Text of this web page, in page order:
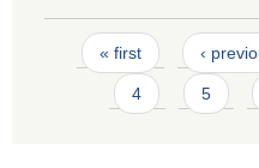
Pages
« first ‹
4 5